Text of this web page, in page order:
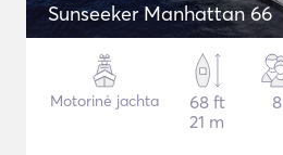
Sunseeker Manhattan 66
Motorinė jachta
68 ft
21 m
8